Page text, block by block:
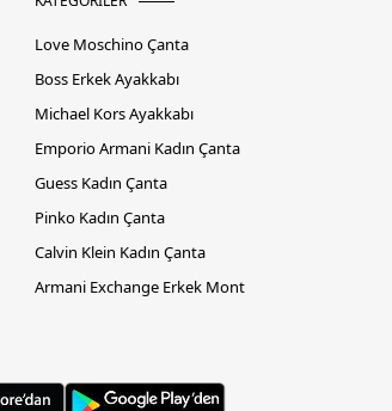
Love Moschino Çanta
Boss Erkek Ayakkabı
Michael Kors Ayakkabı
Emporio Armani Kadın Çanta
Guess Kadın Çanta
Pinko Kadın Çanta
Calvin Klein Kadın Çanta
Armani Exchange Erkek Mont